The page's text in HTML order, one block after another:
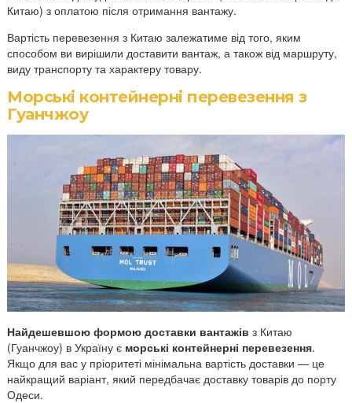
Китаю) з оплатою після отримання вантажу.
Вартість перевезення з Китаю залежатиме від того, яким
способом ви вирішили доставити вантаж, а також від маршруту,
виду транспорту та характеру товару.
Морські контейнерні перевезення з
Гуанчжоу
Найдешевшою формою доставки вантажів з Китаю
(Гуанчжоу) в Україну є морські контейнерні перевезення.
Якщо для вас у пріоритеті мінімальна вартість доставки — це
найкращий варіант, який передбачає доставку товарів до порту
Одеси.